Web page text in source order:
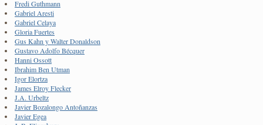
Fredi Guthmann
Gabriel Aresti
Gabriel Celaya
Gloria Fuertes
Gus Kahn y Walter Donaldson
Gustavo Adolfo Bécquer
Hanni Ossott
Ibrahim Ben Utman
Igor Elortza
James Elroy Flecker
J.A. Urbeltz
Javier Bozalongo Antoñanzas
Javier Egea